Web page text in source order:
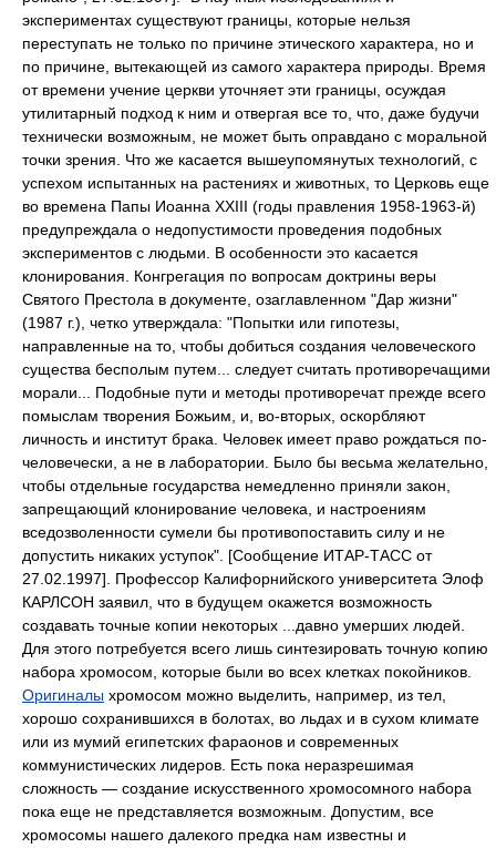
экспериментах существуют границы, которые нельзя
переступать не только по причине этического характера, но и
по причине, вытекающей из самого характера природы. Время
от времени учение церкви уточняет эти границы, осуждая
утилитарный подход к ним и отвергая все то, что, даже будучи
технически возможным, не может быть оправдано с моральной
точки зрения. Что же касается вышеупомянутых технологий, с
успехом испытанных на растениях и животных, то Церковь еще
во времена Папы Иоанна ХХIII (годы правления 1958-1963-й)
предупреждала о недопустимости проведения подобных
экспериментов с людьми. В особенности это касается
клонирования. Конгрегация по вопросам доктрины веры
Святого Престола в документе, озаглавленном "Дар жизни"
(1987 г.), четко утверждала: "Попытки или гипотезы,
направленные на то, чтобы добиться создания человеческого
существа бесполым путем... следует считать противоречащими
морали... Подобные пути и методы противоречат прежде всего
помыслам творения Божьим, и, во-вторых, оскорбляют
личность и институт брака. Человек имеет право рождаться по-
человечески, а не в лаборатории. Было бы весьма желательно,
чтобы отдельные государства немедленно приняли закон,
запрещающий клонирование человека, и настроениям
вседозволенности сумели бы противопоставить силу и не
допустить никаких уступок". [Сообщение ИТАР-ТАСС от
27.02.1997]. Профессор Калифорнийского университета Элоф
КАРЛСОН заявил, что в будущем окажется возможность
создавать точные копии некоторых ...давно умерших людей.
Для этого потребуется всего лишь синтезировать точную копию
набора хромосом, которые были во всех клетках покойников.
Оригиналы хромосом можно выделить, например, из тел,
хорошо сохранившихся в болотах, во льдах и в сухом климате
или из мумий египетских фараонов и современных
коммунистических лидеров. Есть пока неразрешимая
сложность — создание искусственного хромосомного набора
пока еще не представляется возможным. Допустим, все
хромосомы нашего далекого предка нам известны и